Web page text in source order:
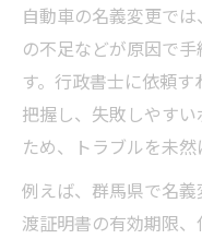
自動車の名義変更で
の不足などが原因で
す。行政書士に依頼
把握し、失敗しやす
ため、トラブルを未然
例えば、群馬県で名
渡証明書の有効期限